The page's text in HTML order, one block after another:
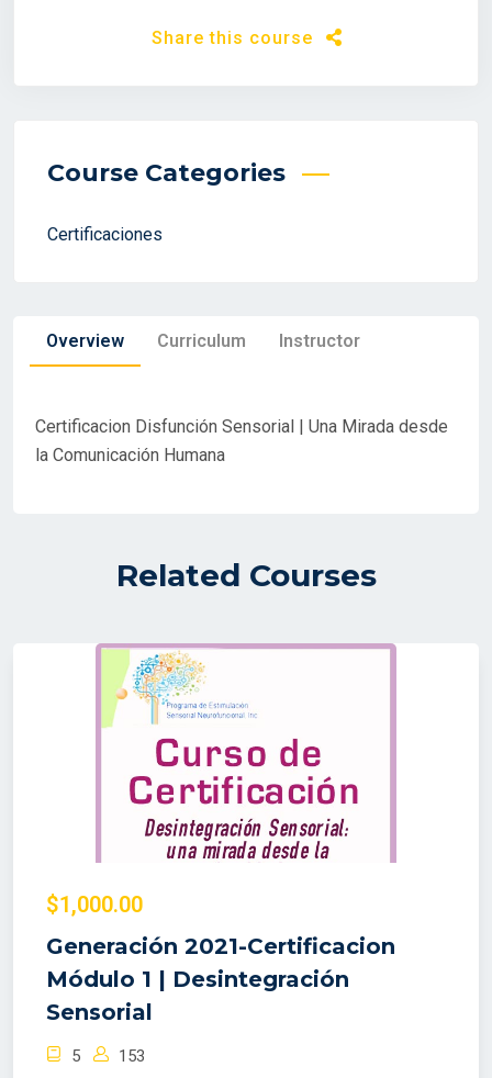
Overview Curriculum Instructor
Certificacion Disfunción Sensorial | Una Mirada desde
la Comunicación Humana
Share this course
Course Categories
Certificaciones
Related Courses
$1,000.00
Generación 2021-Certificacion
Módulo 1 | Desintegración
Sensorial
5 153